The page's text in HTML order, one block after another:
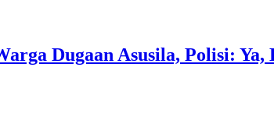
Dugaan Asusila, Polisi: Ya,